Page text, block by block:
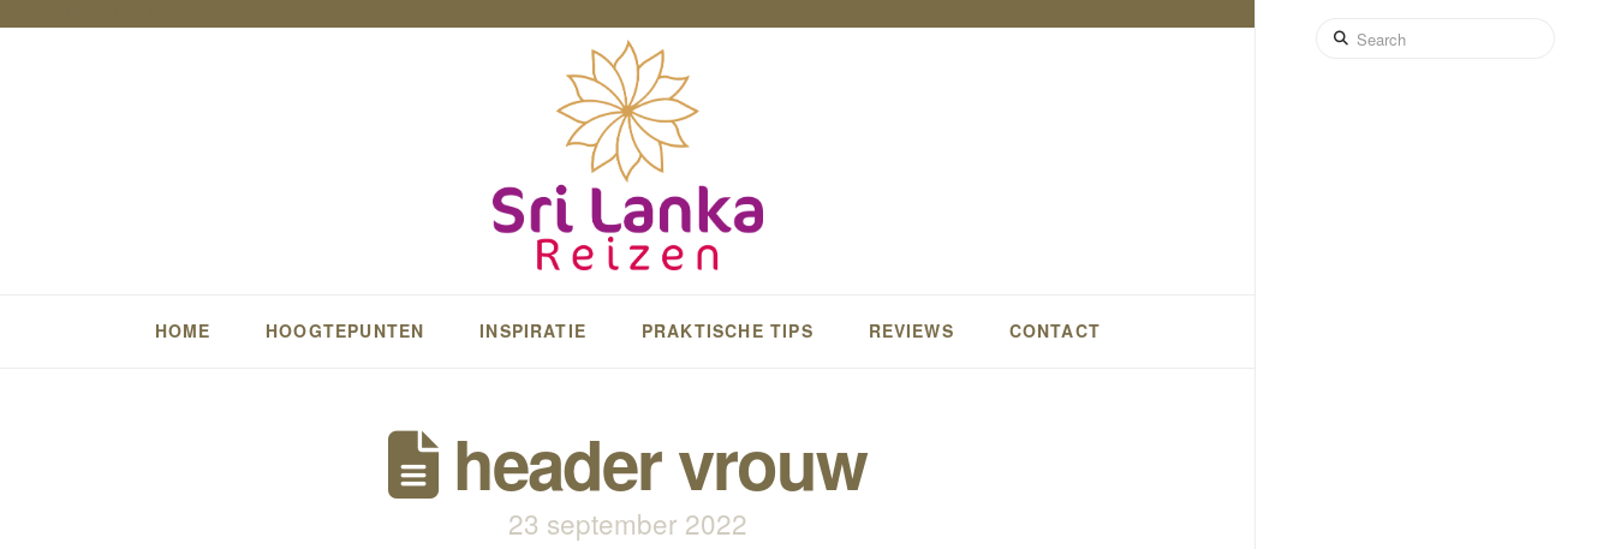
HOME HOOGTEPUNTEN INSPIRATIE PRAKTISCHE TIPS REVIEWS CONTACT
header vrouw
23 september 2022
Search